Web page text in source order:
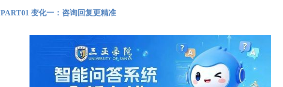
PART01 变化一：咨询回复更精准